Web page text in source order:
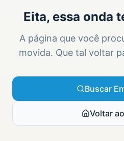
Eita, essa onda
A página que você
movida. Que tal voltar
Buscar
Voltar